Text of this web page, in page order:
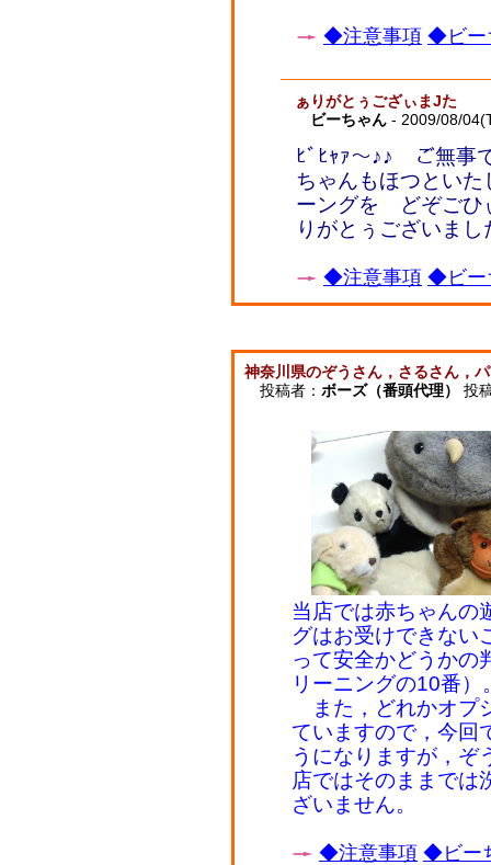
◆注意事項 ◆ビー
ぁりがとぅござぃまJた
ビーちゃん - 2009/08/
ﾋﾞﾋｬｧ～♪♪ ご無事
ちゃんもほつとい
ーングを どぞごひ
りがとぅございまし
◆注意事項 ◆ビー
神奈川県のぞうさん，さるさん，
投稿者： ボーズ（番頭代理） 投
当店では赤ちゃんの
グはお受けできない
って安全かどうかの
リーニングの10番）
また，どれかオプ
ていますので，今回
うになりますが，ぞ
店ではそのままでは
ざいません。
◆注意事項 ◆ビー